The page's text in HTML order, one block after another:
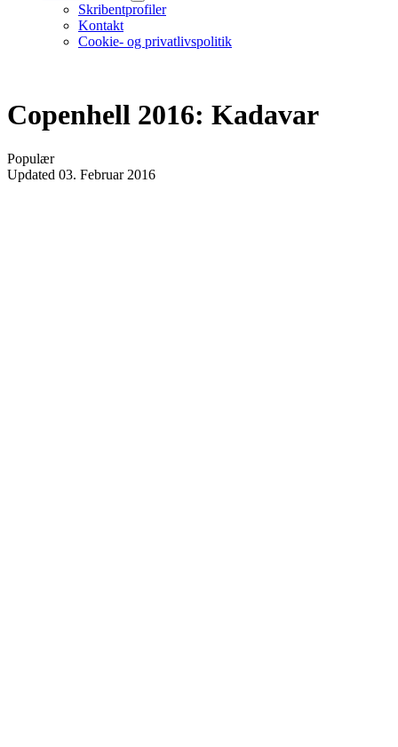
Skribentprofiler
Kontakt
Cookie- og privatlivspolitik
Copenhell 2016: Kadavar
Populær
Updated 03. Februar 2016